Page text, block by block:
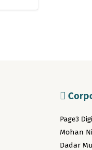
Page3
Mohan
Dadar